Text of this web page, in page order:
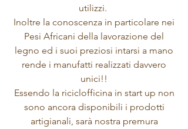
utilizzi.
Inoltre la conoscenza in particolare nei
Pesi Africani della lavorazione del
legno ed i suoi preziosi intarsi a mano
rende i manufatti realizzati davvero
unici!!
Essendo la riciclofficina in start up non
sono ancora disponibili i prodotti
artigianali, sarà nostra premura